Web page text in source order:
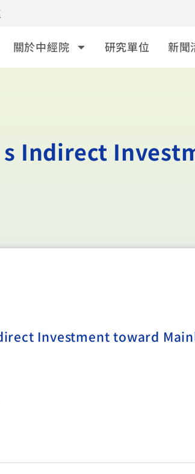
關於中經院 研究單位 新聞
Indirect
Investment toward